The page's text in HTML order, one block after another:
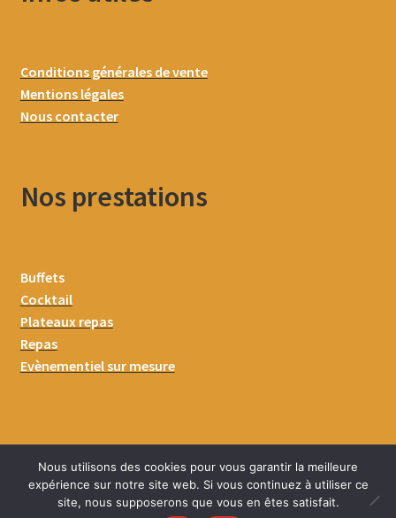
Conditions générales de vente
Mentions légales
Nous contacter
Nos prestations
Buffets
Cocktail
Plateaux repas
Repas
Evènementiel sur mesure
Nous utilisons des cookies pour vous garantir la meilleure
expérience sur notre site web. Si vous continuez à utiliser ce
site, nous supposerons que vous en êtes satisfait.